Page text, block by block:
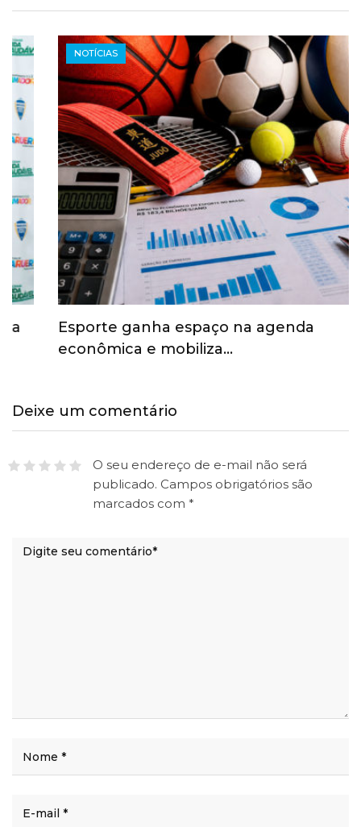
NOTÍCIAS
Esporte ganha espaço na agenda
econômica e mobiliza…
Deixe um comentário
O seu endereço de e-mail não será
publicado. Campos obrigatórios são
marcados com *